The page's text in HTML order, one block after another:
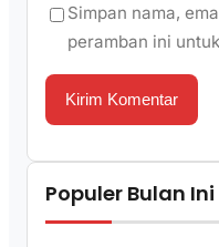
Simpan nama,
peramban ini
Populer Bulan Ini